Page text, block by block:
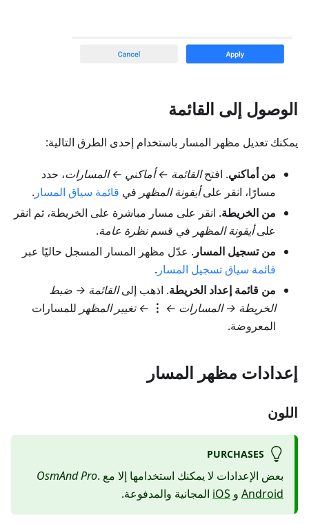
الوصول إلى القائمة
يمكنك تعديل مظهر المسار باستخدام إحدى الطرق التالية:
من أماكني. افتحالقائمة ← أماكني ← المسارات، حدد
مسارًا، انقر علىأيقونة المظهر في قائمة سياق المسار .
من الخريطة. انقر على مسار مباشرة على الخريطة، ثم انقر
علىأيقونة المظهر في قسمنظرة عامة.
من تسجيل المسار . عدّل مظهر المسار المسجل حاليًا عبر
قائمة سياق تسجيل المسار .
من قائمة إعداد الخريطة. اذهب إلىالقائمة → ضبط
الخريطة → المسارات ←
⋮
←تغيير المظهر للمسارات
المعروضة.
إعدادات مظهر المسار
اللون
PURCHASES
بعض الإعدادات لا يمكنك استخدامها إلا مع OsmAnd Pro.
Android و iOS المجانية والمدفوعة.